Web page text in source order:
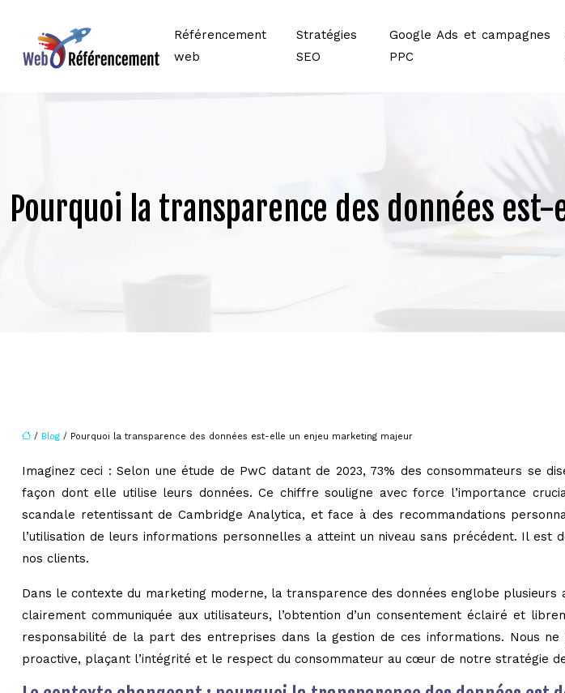
Référencement
web
Stratégies
SEO
Google Ads et campagnes
PPC
Pourquoi la transparence des données
/ Blog / Pourquoi la transparence des données est-elle un enjeu marketing majeur
Imaginez ceci : Selon une étude de PwC datant de 2023, 73% des consommateurs se
façon dont elle utilise leurs données. Ce chiffre souligne avec force l’importance
scandale retentissant de Cambridge Analytica, et face à des recommandations
l’utilisation de leurs informations personnelles a atteint un niveau sans précédent. Il
nos clients.
Dans le contexte du marketing moderne, la transparence des données englobe
clairement communiquée aux utilisateurs, l’obtention d’un consentement éclairé et
responsabilité de la part des entreprises dans la gestion de ces informations. Nous
proactive, plaçant l’intégrité et le respect du consommateur au cœur de notre stratégie